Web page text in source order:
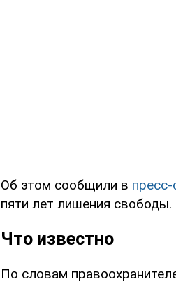
Об этом сообщили в
пяти лет лишения свободы.
Что известно
По словам